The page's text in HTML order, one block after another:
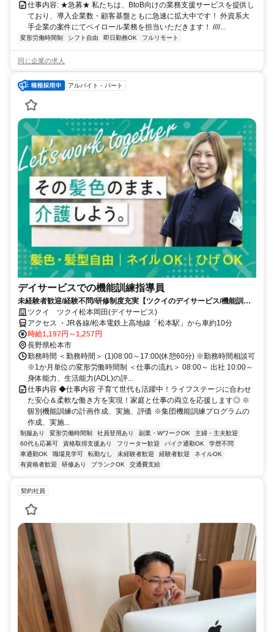
仕事内容: ★急募★ 私たちは、BtoB向けの業務支援サービスを提供し
ており、導入企業数・顧客基盤ともに急速に拡大中です！ 外資系大
手企業の案件にてペイロール業務を担当いただきます！ ////...
変形労働時間制 シフト自由 即日勤務OK フルリモート
同じ企業の求人
アルバイト・パート
デイサービスでの機能訓練指導員
未経験者歓迎/経験不問/研修制度充実【ツクイのデイサービス/機能訓練
指導員求人】
ツクイ ツクイ松本岡田(デイサービス)
アクセス ・JR各線/松本電鉄上高地線「松本駅」から車約10分
時給1,197円～1,257円
長野県松本市
勤務時間 ＜勤務時間＞ (1)08:00～17:00(休憩60分) ※勤務時間相談可
※1か月単位の変形労働時間制 ＜仕事の流れ＞ 08:00～ 出社 10:00～
身体能力、生活能力(ADL)の評...
仕事内容 ◆仕事内容 子育て世代も活躍中！ライフステージに合わせ
た安心＆柔軟な働き方を実現！家庭と仕事の両立を応援します◎ ※
個別機能訓練の計画作成、実施、評価 ※集団機能訓練プログラムの
作成、実施...
制服あり 変形労働時間制 社員登用あり 副業・WワークOK
主婦・主夫歓迎
60代も応募可
資格取得支援あり フリーター歓迎 バイク通勤OK
学歴不問
車通勤OK
職場見学可 転勤なし 未経験者歓迎 経験者歓迎
ネイルOK
有資格者歓迎
研修あり ブランクOK 交通費支給
契約社員